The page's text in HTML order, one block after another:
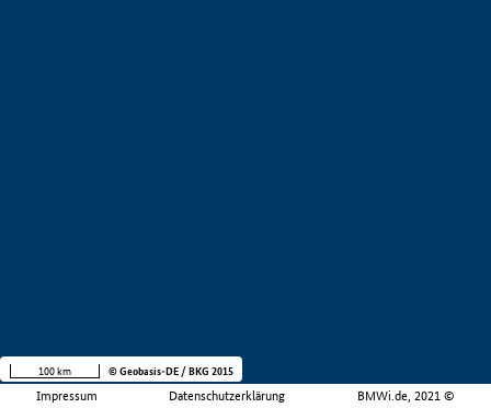
Impressum Datenschutzerklärung BMWi.de, 2021 ©
100 km © Geobasis-DE / BKG 2015